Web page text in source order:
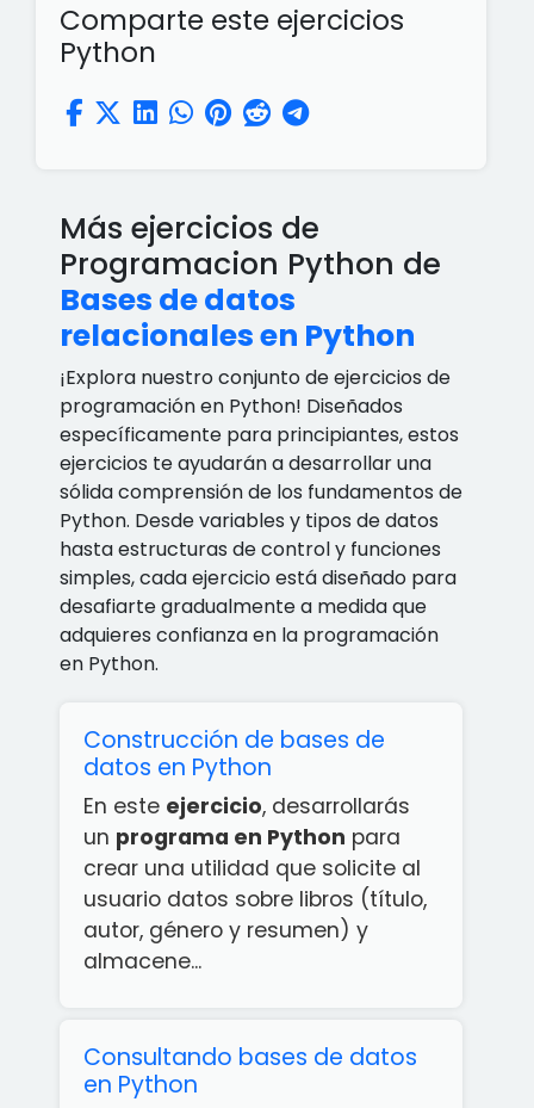
Comparte este ejercicios
Python
Más ejercicios de
Programacion Python de
Bases de datos
relacionales en Python
¡Explora nuestro conjunto de ejercicios de
programación en Python! Diseñados
específicamente para principiantes, estos
ejercicios te ayudarán a desarrollar una
sólida comprensión de los fundamentos de
Python. Desde variables y tipos de datos
hasta estructuras de control y funciones
simples, cada ejercicio está diseñado para
desafiarte gradualmente a medida que
adquieres confianza en la programación
en Python.
Construcción de bases de
datos en Python
En este ejercicio, desarrollarás
un programa en Python para
crear una utilidad que solicite al
usuario datos sobre libros (título,
autor, género y resumen) y
almacene...
Consultando bases de datos
en Python